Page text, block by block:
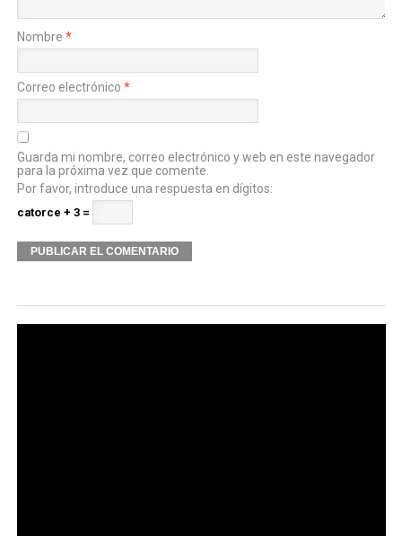
Nombre *
Correo electrónico *
Guarda mi nombre, correo electrónico y web en este navegador
para la próxima vez que comente.
Por favor, introduce una respuesta en dígitos:
catorce + 3 =